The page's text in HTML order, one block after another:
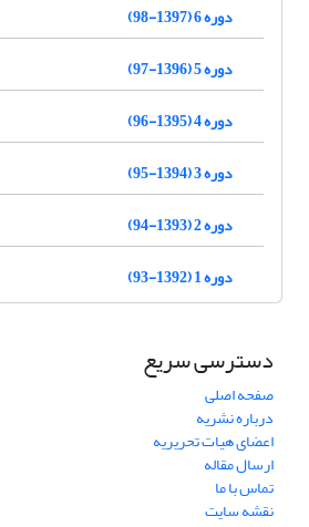
دوره 6 (1397-98)
دوره 5 (1396-97)
دوره 4 (1395-96)
دوره 3 (1394-95)
دوره 2 (1393-94)
دوره 1 (1392-93)
دسترسی سریع
صفحه اصلی
درباره نشریه
اعضای هیات تحریریه
ارسال مقاله
تماس با ما
نقشه سایت